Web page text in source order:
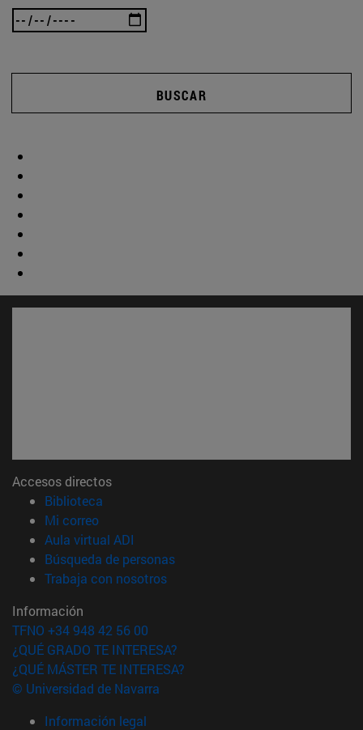
BUSCAR
Accesos directos
Biblioteca
Mi correo(abre en nueva ventana)
Aula virtual ADI
Búsqueda de personas(abre en nueva ventana)
Trabaja con nosotros(abre en nueva ventana)
Información
TFNO +34 948 42 56 00
¿QUÉ GRADO TE INTERESA?
¿QUÉ MÁSTER TE INTERESA?
© Universidad de Navarra
Información legal